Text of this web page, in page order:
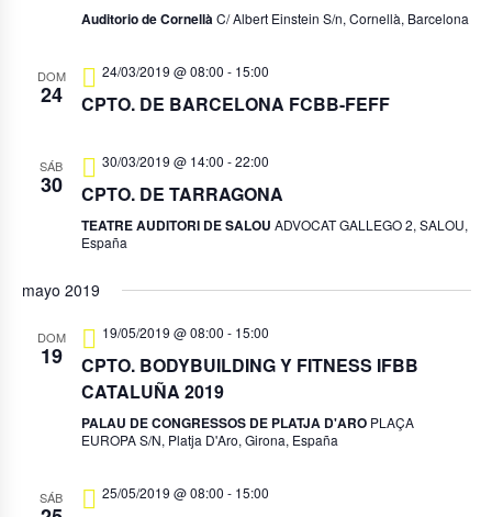
Auditorio de CornellàC/ Albert Einstein S/n, Cornellà, Barcelona
DOM
24
24/03/2019 @ 08:00 - 15:00
CPTO. DE BARCELONA FCBB-FEFF
SÁB
30
30/03/2019 @ 14:00 -22:00
CPTO. DE TARRAGONA
TEATRE AUDITORI DE SALOU ADVOCAT GALLEGO 2, SALOU,
España
mayo 2019
DOM
19
19/05/2019 @ 08:00 - 15:00
CPTO. BODYBUILDING Y FITNESS IFBB
CATALUÑA 2019
PALAU DE CONGRESSOS DE PLATJA D'ARO PLAÇA
EUROPA S/N, Platja D'Aro, Girona, España
SÁB 25/05/2019 @ 08:00 - 15:00